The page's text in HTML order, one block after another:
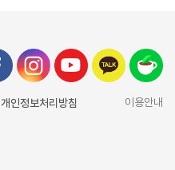
개인정보처리방침
이용안내